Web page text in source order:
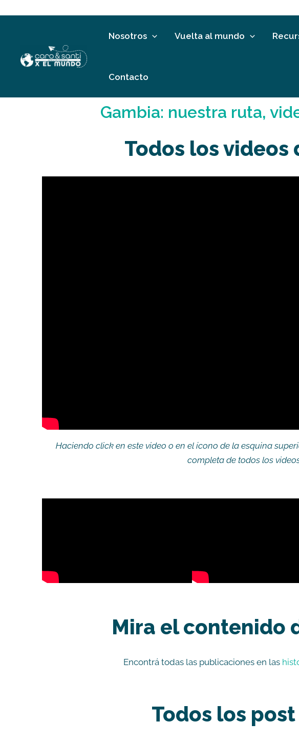
Nosotros Vuelta al mundo
Contacto
Gambia: nuestra ruta,
Todos los videos
Haciendo click en este video o en el ícono de la esquina
completa de todos los
Mira el contenido
Encontrá todas las publicaciones en las
Todos los